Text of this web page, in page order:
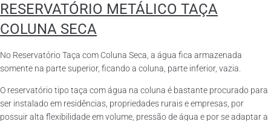
RESERVATÓRIO METÁLICO TAÇA
COLUNA SECA
No Reservatório Taça com Coluna Seca, a água fica armazenada
somente na parte superior, ficando a coluna, parte inferior, vazia.
O reservatório tipo taça com água na coluna é bastante procurado para
ser instalado em residências, propriedades rurais e empresas, por
possuir alta flexibilidade em volume, pressão de água e por se adaptar a